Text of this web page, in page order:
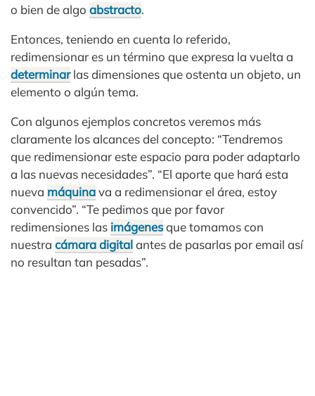
o bien de algo abstracto.
Entonces, teniendo en cuenta lo referido,
redimensionar es un término que expresa la vuelta a
determinarlas dimensiones que ostenta un objeto, un
elemento o algún tema.
Con algunos ejemplos concretos veremos más
claramente los alcances del concepto: “Tendremos
que redimensionar este espacio para poder adaptarlo
a las nuevas necesidades”. “El aporte que hará esta
nueva máquinava a redimensionar el área, estoy
convencido”. “Te pedimos que por favor
redimensiones las imágenesque tomamos con
nuestra cámara digitalantes de pasarlas por email así
no resultan tan pesadas”.